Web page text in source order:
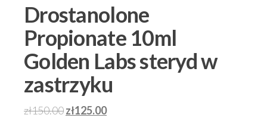
Drostanolone
Propionate 10ml
Golden Labs steryd w
zastrzyku
zł150.00Pierwotna
zł125.00Aktualna